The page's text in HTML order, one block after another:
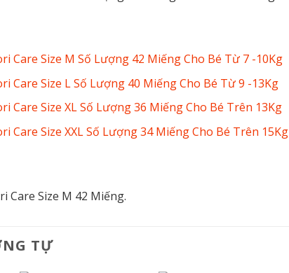
Care Size M Số Lượng 42 Miếng Cho Bé Từ 7 -10Kg
Care Size L Số Lượng 40 Miếng Cho Bé Từ 9 -13Kg
Care Size XL Số Lượng 36 Miếng Cho Bé Trên 13Kg
Care Size XXL Số Lượng 34 Miếng Cho Bé Trên 15Kg
Care Size M 42 Miếng.
TỰ